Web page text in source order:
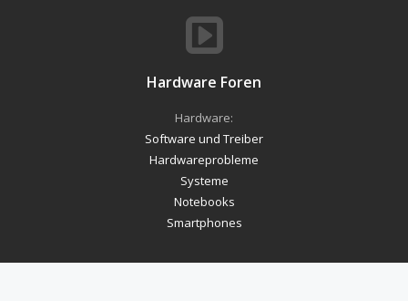
Hardware Foren
Hardware:
Software und Treiber
Hardwareprobleme
Systeme
Notebooks
Smartphones